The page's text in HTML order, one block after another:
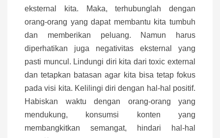
eksternal kita. Maka, terhubunglah dengan
orang-orang yang dapat membantu kita tumbuh
dan memberikan peluang. Namun harus
diperhatikan juga negativitas eksternal yang
pasti muncul. Lindungi diri kita dari toxic external
dan tetapkan batasan agar kita bisa tetap fokus
pada visi kita. Kelilingi diri dengan hal-hal positif.
Habiskan waktu dengan orang-orang yang
mendukung, konsumsi konten yang
membangkitkan semangat, hindari hal-hal